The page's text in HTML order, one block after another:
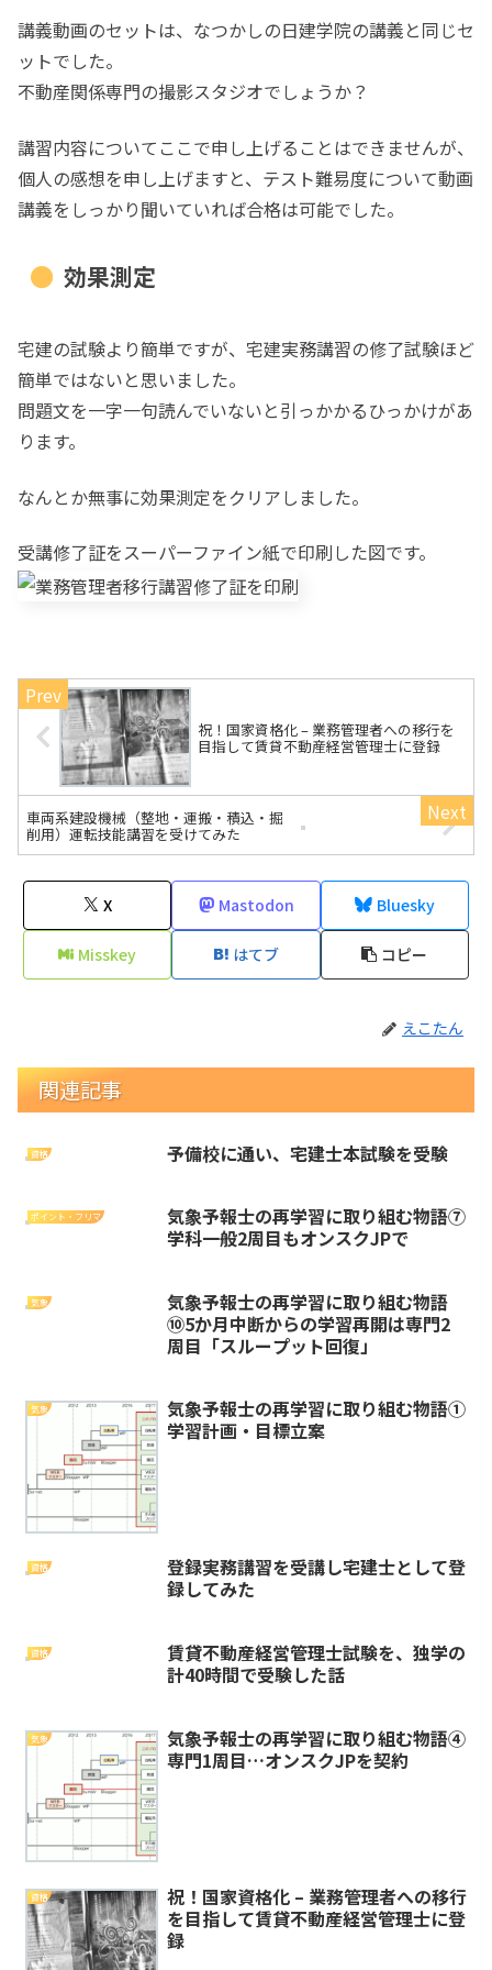
講義動画のセットは、なつかしの日建学院の講義と同じセ
ットでした。
不動産関係専門の撮影スタジオでしょうか？
講習内容についてここで申し上げることはできませんが、
個人の感想を申し上げますと、テスト難易度について動画
講義をしっかり聞いていれば合格は可能でした。
効果測定
宅建の試験より簡単ですが、宅建実務講習の修了試験ほど
簡単ではないと思いました。
問題文を一字一句読んでいないと引っかかるひっかけがあ
ります。
なんとか無事に効果測定をクリアしました。
受講修了証をスーパーファイン紙で印刷した図です。
祝！国家資格化 – 業務管理者への移行を
目指して賃貸不動産経営管理士に登録
車両系建設機械（整地・運搬・積込・掘
削用）運転技能講習を受けてみた
X Mastodon Bluesky
Misskey はてブ コピー
えこたん
関連記事
資格 予備校に通い、宅建士本試験を受験
ポイント・フリマ
気象予報士の再学習に取り組む物語⑦
学科一般2周目もオンスクJPで
気象
気象予報士の再学習に取り組む物語
⑩5か月中断からの学習再開は専門2
周目「スループット回復」
気象
気象予報士の再学習に取り組む物語①
学習計画・目標立案
資格
登録実務講習を受講し宅建士として登
録してみた
資格
賃貸不動産経営管理士試験を、独学の
計40時間で受験した話
気象
気象予報士の再学習に取り組む物語④
専門1周目…オンスクJPを契約
資格
祝！国家資格化 – 業務管理者への移行
を目指して賃貸不動産経営管理士に登
録